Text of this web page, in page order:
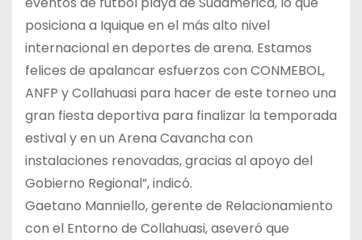
posiciona a Iquique en el más alto nivel
internacional en deportes de arena. Estamos
felices de apalancar esfuerzos con CONMEBOL,
ANFP y Collahuasi para hacer de este torneo una
gran fiesta deportiva para finalizar la temporada
estival y en un Arena Cavancha con
instalaciones renovadas, gracias al apoyo del
Gobierno Regional”, indicó.
Gaetano Manniello, gerente de Relacionamiento
con el Entorno de Collahuasi, aseveró que